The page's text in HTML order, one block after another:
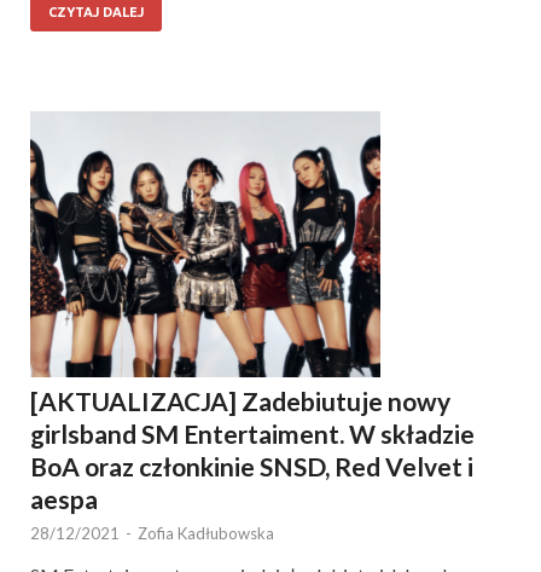
CZYTAJ DALEJ
[AKTUALIZACJA] Zadebiutuje nowy
girlsband SM Entertaiment. W składzie
BoA oraz członkinie SNSD, Red Velvet i
aespa
28/12/2021 - Zofia Kadłubowska